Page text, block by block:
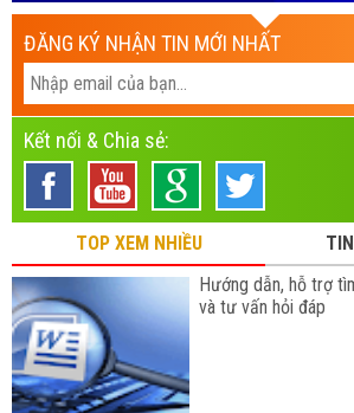
ĐĂNG KÝ NHẬN TIN MỚI NHẤT
Kết nối & Chia sẻ:
TOP XEM NHIỀU
Hướng dẫn, hỗ trợ
và tư vấn hỏi đáp